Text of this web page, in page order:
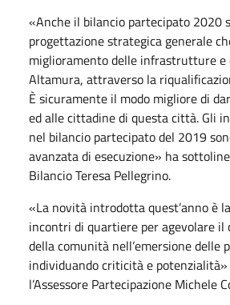
«Anche il bilancio partecipato 2020
progettazione strategica generale
miglioramento delle infrastrutture e
Altamura, attraverso la
È sicuramente il modo migliore di
ed alle cittadine di questa città. Gli
nel bilancio partecipato del 2019
avanzata di esecuzione» ha
Bilancio Teresa Pellegrino.
«La novità introdotta quest’anno è
incontri di quartiere per agevolare il
della comunità nell’emersione delle
individuando criticità e
l’Assessore Partecipazione Michele